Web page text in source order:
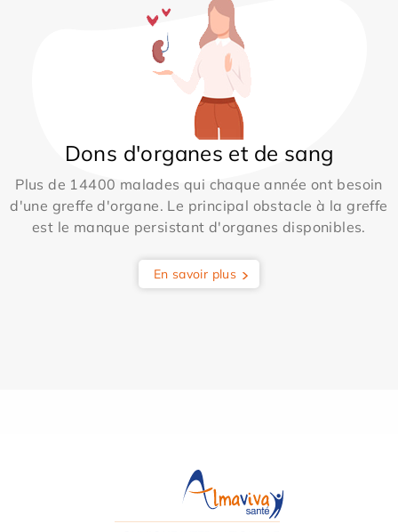
Dons d'organes et de sang
Plus de 14400 malades qui chaque année ont besoin
d'une greffe d'organe. Le principal obstacle à la greffe
est le manque persistant d'organes disponibles.
En savoir plus